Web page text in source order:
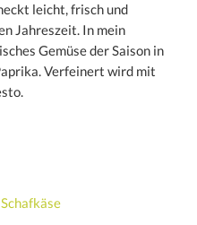
leicht, frisch und
Jahreszeit. In mein
Gemüse der Saison in
Verfeinert wird mit